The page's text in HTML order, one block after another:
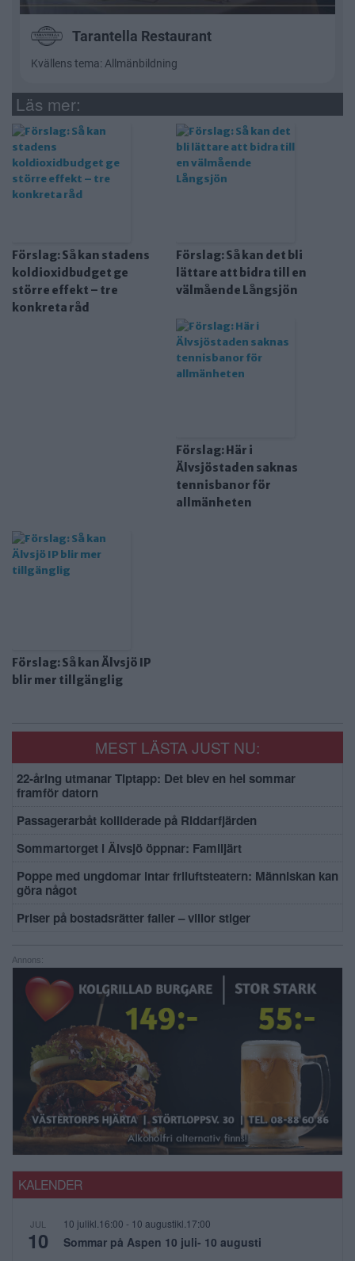
Läs mer:
Förslag: Så kan stadens
koldioxidbudget ge
större effekt – tre
konkreta råd
Förslag: Så kan det bli
lättare att bidra till en
välmående Långsjön
Förslag: Här i
Älvsjöstaden saknas
tennisbanor för
allmänheten
Förslag: Så kan Älvsjö IP
blir mer tillgänglig
MEST LÄSTA JUST NU:
22-åring utmanar Tiptapp: Det blev en hel sommar
framför datorn
Passagerarbåt kolliderade på Riddarfjärden
Sommartorget i Älvsjö öppnar: Familjärt
Poppe med ungdomar intar friluftsteatern: Människan kan
göra något
Priser på bostadsrätter faller – villor stiger
Annons:
KALENDER
JUL
10
10 julikl.16:00 - 10 augustikl.17:00
Sommar på Aspen 10 juli- 10 augusti